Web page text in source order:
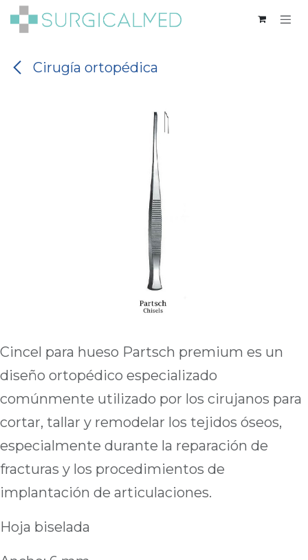
Ir al contenido
Cirugía ortopédica
Cincel para hueso Partsch premium es un
diseño ortopédico especializado
comúnmente utilizado por los cirujanos para
cortar, tallar y remodelar los tejidos óseos,
especialmente durante la reparación de
fracturas y los procedimientos de
implantación de articulaciones.
Hoja biselada